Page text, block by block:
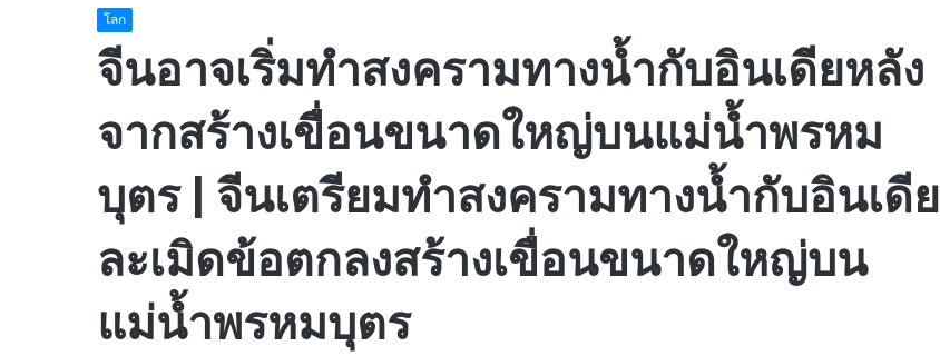
โลก
จีนอาจเริ่มทำสงครามทางน้ำกับอินเดียหลัง
จากสร้างเขื่อนขนาดใหญ่บนแม่น้ำพรหม
บุตร | จีนเตรียมทำสงครามทางน้ำกับอินเดีย
ละเมิดข้อตกลงสร้างเขื่อนขนาดใหญ่บน
แม่น้ำพรหมบุตร